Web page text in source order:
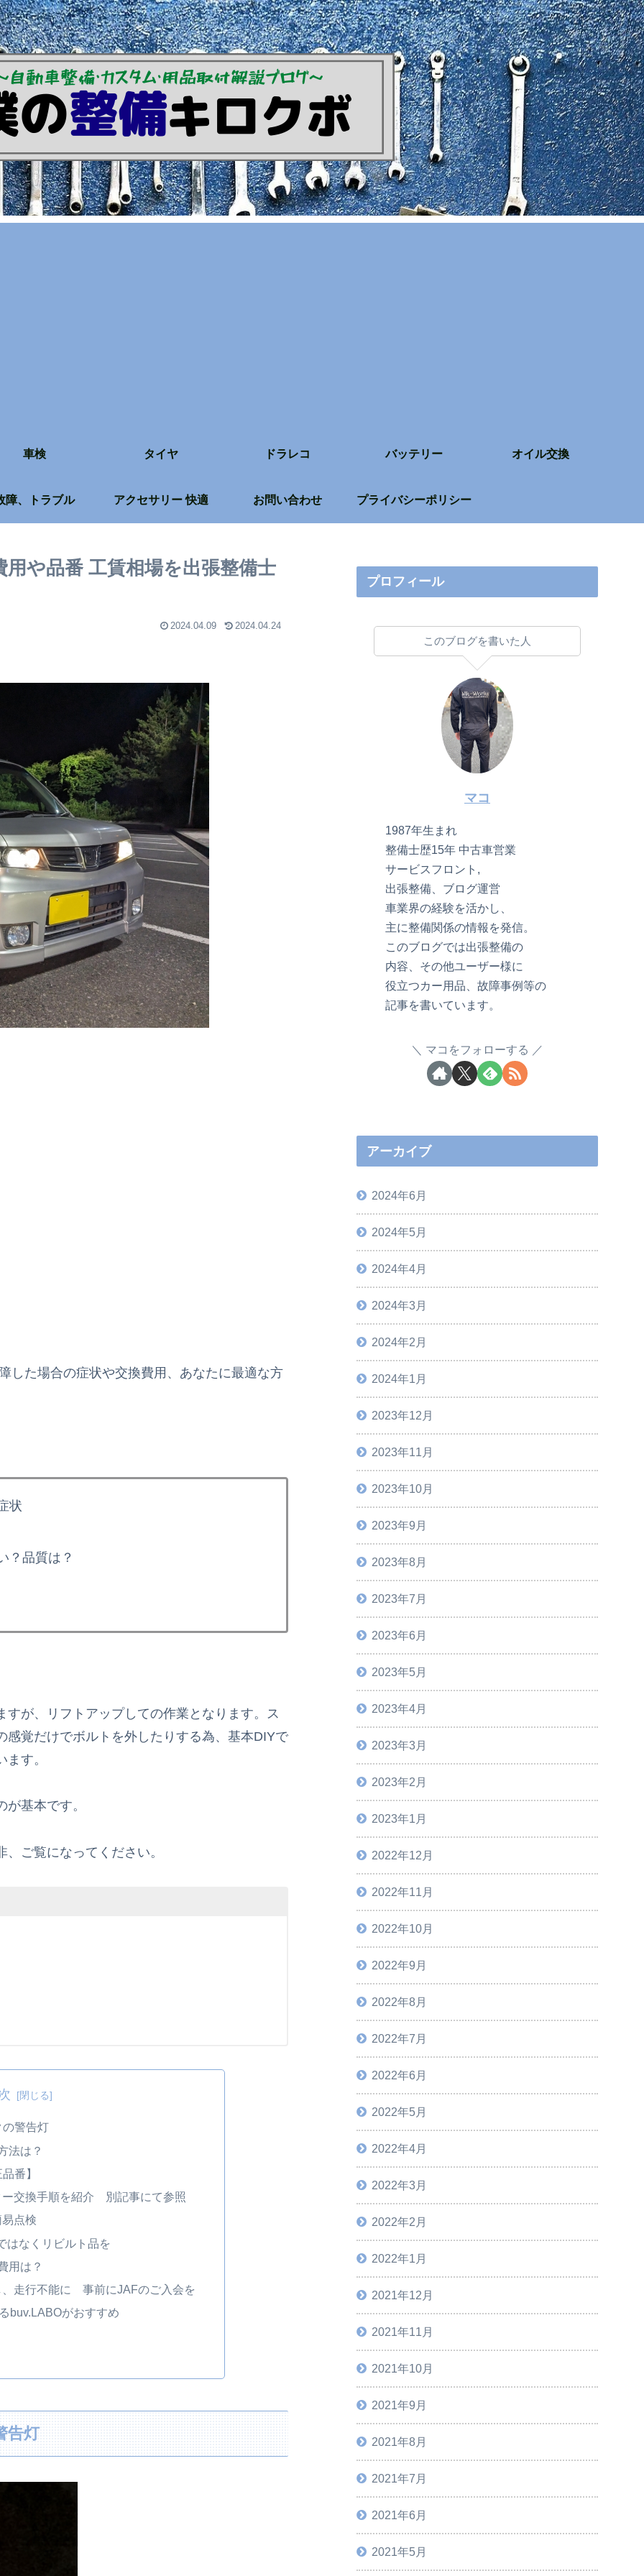
車検 タイヤ ドラレコ バッテリー オイル交換
障、トラブル アクセサリー 快適 お問い合わせ プライバシーポリシー
や品番 工賃相場を出張整備士
2024.04.09 2024.04.24
した場合の症状や交換費用、あなたに最適な方
状
？品質は？
が、リフトアップしての作業となります。ス
覚だけでボルトを外したりする為、基本DIYで
す。
基本です。
ご覧になってください。
警告灯
法は？
番】
交換手順を紹介 別記事にて参照
点検
はなくリビルト品を
用は？
、走行不能に 事前にJAFのご入会を
buv.LABOがおすすめ
告灯
プロフィール
このブログを書いた人
マコ
1987年生まれ
整備士歴15年 中古車営業
サービスフロント,
出張整備、ブログ運営
車業界の経験を活かし、
主に整備関係の情報を発信。
このブログでは出張整備の
内容、その他ユーザー様に
役立つカー用品、故障事例等の
記事を書いています。
マコをフォローする
アーカイブ
2024年6月
2024年5月
2024年4月
2024年3月
2024年2月
2024年1月
2023年12月
2023年11月
2023年10月
2023年9月
2023年8月
2023年7月
2023年6月
2023年5月
2023年4月
2023年3月
2023年2月
2023年1月
2022年12月
2022年11月
2022年10月
2022年9月
2022年8月
2022年7月
2022年6月
2022年5月
2022年4月
2022年3月
2022年2月
2022年1月
2021年12月
2021年11月
2021年10月
2021年9月
2021年8月
2021年7月
2021年6月
2021年5月